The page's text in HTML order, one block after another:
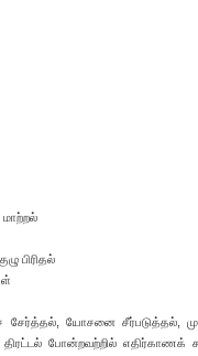
பிரிதல்
சேர்த்தல், யோசனை சீர்படுத்தல்,
திரட்டல் போன்றவற்றில்